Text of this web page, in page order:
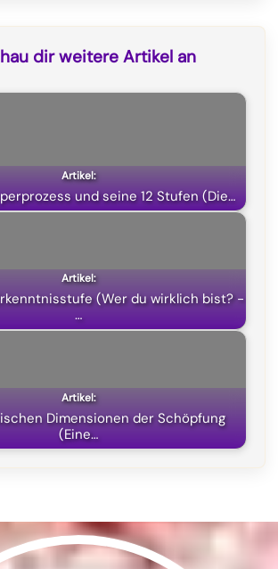
o
k
a
m
p
p
T
t
e
dir weitere Artikel an
und seine 12 Stufen (Die…
(Wer du wirklich bist? -
…
Dimensionen der Schöpfung
(Eine…